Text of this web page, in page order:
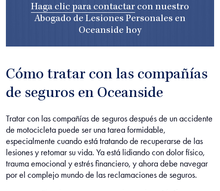
Haga clic para contactar con nuestro
Abogado de Lesiones Personales en
Oceanside hoy
Cómo tratar con las compañías
de seguros en Oceanside
Tratar con las compañías de seguros después de un accidente
de motocicleta puede ser una tarea formidable,
especialmente cuando está tratando de recuperarse de las
lesiones y retomar su vida. Ya está lidiando con dolor físico,
trauma emocional y estrés financiero, y ahora debe navegar
por el complejo mundo de las reclamaciones de seguros.